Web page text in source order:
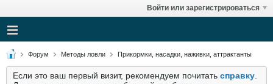
Войти или зарегистрироваться
Форум Методы ловли Прикормки, насадки, наживки, аттрактанты
Если это ваш первый визит, рекомендуем почитать справку